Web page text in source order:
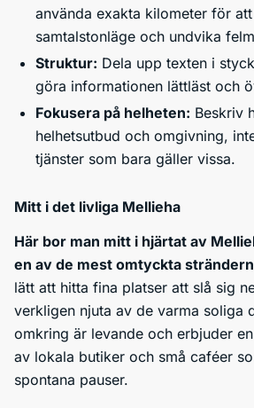
använda exakta kilometer för
samtalstonläge och undvika
Struktur: Dela upp texten i
göra informationen lättläst och
Fokusera på helheten: Beskriv
helhetsutbud och omgivning,
tjänster som bara gäller vissa.
Mitt i det livliga Mellieha
Här bor man mitt i hjärtat av
en av de mest omtyckta
lätt att hitta fina platser att slå sig
verkligen njuta av de varma soliga
omkring är levande och erbjuder
av lokala butiker och små caféer
spontana pauser.